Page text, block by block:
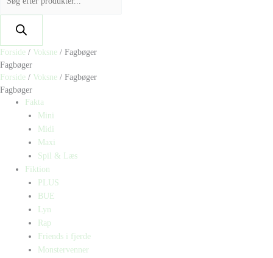
Forside / Voksne / Fagbøger
Fagbøger
Forside / Voksne / Fagbøger
Fagbøger
Fakta
Mini
Midi
Maxi
Spil & Læs
Fiktion
PLUS
BUE
Lyn
Rap
Friends i fjerde
Monstervenner